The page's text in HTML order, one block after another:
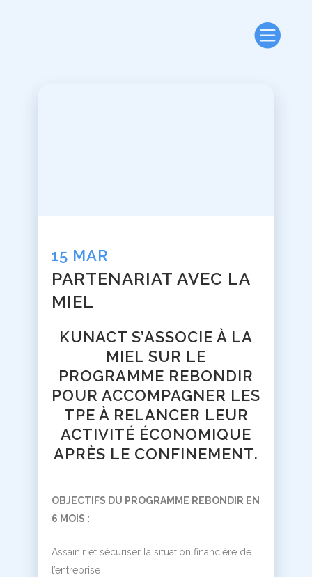
15 MAR
PARTENARIAT AVEC LA
MIEL
KUNACT S’ASSOCIE À LA
MIEL SUR LE
PROGRAMME REBONDIR
POUR ACCOMPAGNER LES
TPE À RELANCER LEUR
ACTIVITÉ ÉCONOMIQUE
APRÈS LE CONFINEMENT.
OBJECTIFS DU PROGRAMME REBONDIR EN
6 MOIS :
Assainir et sécuriser la situation financière de
l’entreprise